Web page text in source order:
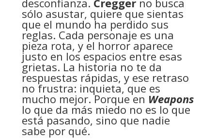
desconfianza. Creggerno busca
sólo asustar, quiere que sientas
que el mundo ha perdido sus
reglas. Cada personaje es una
pieza rota, y el horror aparece
justo en los espacios entre esas
grietas. La historia no te da
respuestas rápidas, y ese retraso
no frustra: inquieta, que es
mucho mejor. Porque en Weapons
lo que da más miedo no es lo que
está pasando, sino que nadie
sabe por qué.